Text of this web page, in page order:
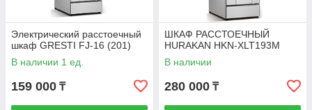
Электрический расстоечный
шкаф GRESTI FJ-16 (201)
В наличии 1 ед.
159 000 ₸
ШКАФ РАССТОЕЧНЫЙ
HURAKAN HKN-XLT193M
В наличии
280 000 ₸